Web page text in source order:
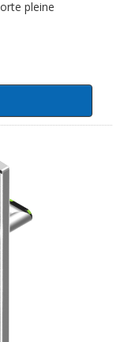
pleine